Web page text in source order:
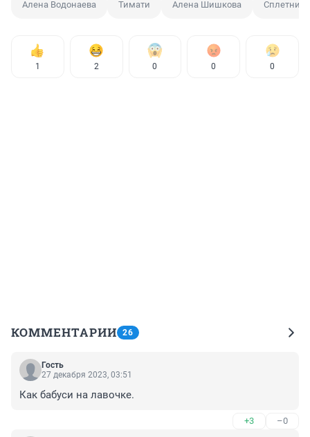
Алена Водонаева Тимати Алена Шишкова Сплетни
1 2 0 0 0
КОММЕНТАРИИ 26
Гость
27 декабря 2023, 03:51
Как бабуси на лавочке.
+3 –0